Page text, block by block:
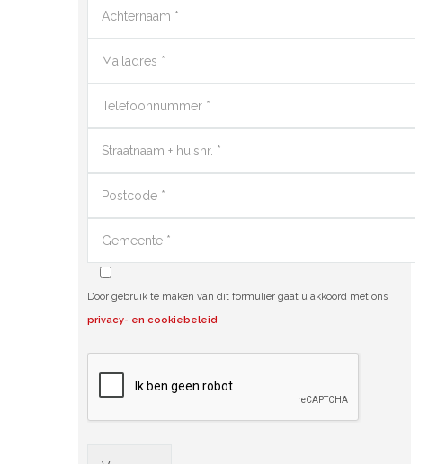
Door gebruik te maken van dit formulier gaat u akkoord met ons
privacy- en cookiebeleid.